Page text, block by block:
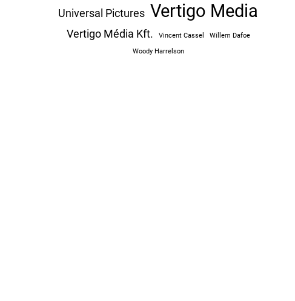
Universal Pictures Vertigo Media
Vertigo Média Kft. Vincent Cassel
Willem Dafoe
Woody Harrelson